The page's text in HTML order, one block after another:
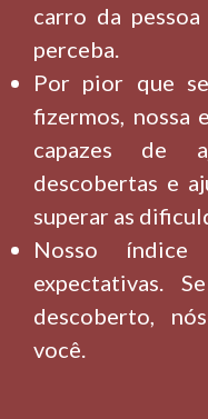
carro da
perceba.
Por pior que
fizermos, nossa
capazes de
descobertas e
superar as
Nosso
expectativas.
descoberto,
você.